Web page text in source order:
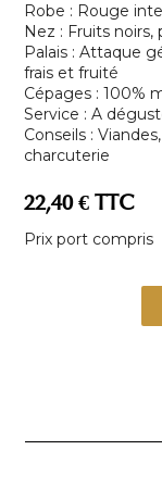
Robe : Rouge
Nez : Fruits
Palais : Attaque
frais et fruité
Cépages : 100%
Service : A
Conseils :
charcuterie
22,40 € TTC
Prix port compris